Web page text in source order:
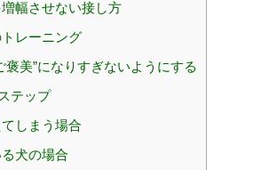
幅させない接し方
レーニング
美”になりすぎないようにする
テップ
しまう場合
犬の場合